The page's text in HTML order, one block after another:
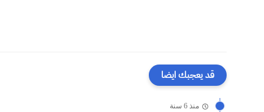
قد يعجبك ايضا
منذ 6 سنة